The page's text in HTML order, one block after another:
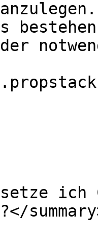
der
setze